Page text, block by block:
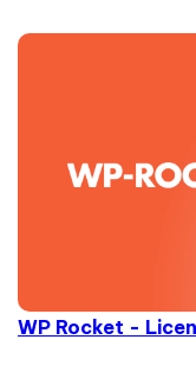
WP Rocket -